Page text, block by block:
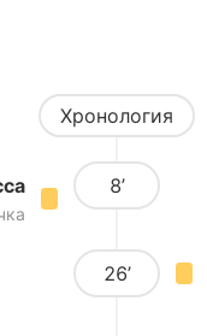
Хронология
8’
26’